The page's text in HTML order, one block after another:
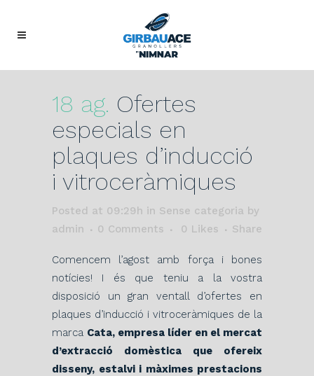
18 ag. Ofertes
especials en
plaques d’inducció
i vitroceràmiques
Posted at 09:29h in Sense categoria by
admin
0 Comments 0 Likes Share
Comencem l’agost amb força i bones
notícies! I és que teniu a la vostra
disposició un gran ventall d’ofertes en
plaques d’inducció i vitroceràmiques de la
marca Cata, empresa líder en el mercat
d’extracció domèstica que ofereix
disseny, estalvi i màximes prestacions